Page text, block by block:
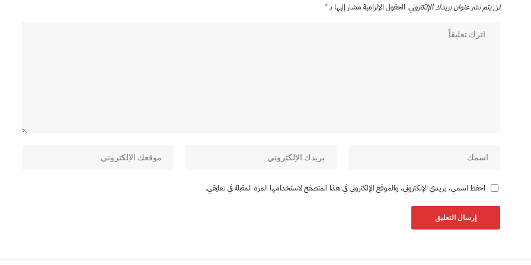
لن يتم نشر عنوان بريدك الإلكتروني. الحقول الإلزامية مشار إليها بـ*
احفظ اسمي، بريدي الإلكتروني، والموقع الإلكتروني في هذا المتصفح لاستخدامها المرة المقبلة في تعليقي.